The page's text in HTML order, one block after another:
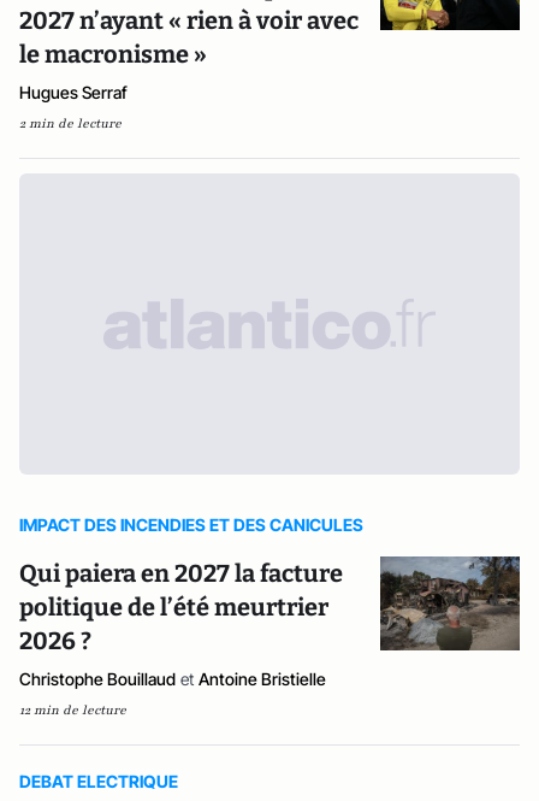
2027 n’ayant « rien à voir avec
le macronisme »
Hugues Serraf
2 min de lecture
IMPACT DES INCENDIES ET DES CANICULES
Qui paiera en 2027 la facture
politique de l’été meurtrier
2026 ?
Christophe Bouillaud et Antoine Bristielle
12 min de lecture
DEBAT ELECTRIQUE